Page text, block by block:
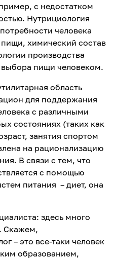
с недостатком
Нутрициология
человека
химический состав
производства
пищи человеком.
область
для поддержания
с различными
состояниях (таких как
занятия спортом
на рационализацию
В связи с тем, что
с помощью
питания – диет, она
здесь много
Скажем,
– это все-таки человек
образованием,